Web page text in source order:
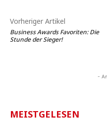
Vorheriger Artikel
Business Awards Favoriten: Die
Stunde der Sieger!
-
MEISTGELESEN